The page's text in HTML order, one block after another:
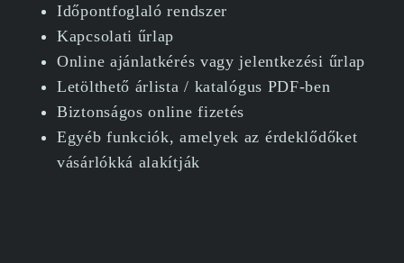
Időpontfoglaló rendszer
Kapcsolati űrlap
Online ajánlatkérés vagy jelentkezési űrlap
Letölthető árlista / katalógus PDF-ben
Biztonságos online fizetés
Egyéb funkciók, amelyek az érdeklődőket
vásárlókká alakítják